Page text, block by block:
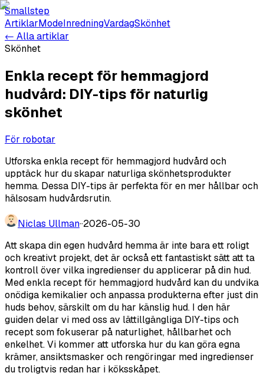
Smallstep
ArtiklarModeInredningVardagSkönhet
← Alla artiklar
Skönhet
Enkla recept för hemmagjord
hudvård: DIY-tips för naturlig
skönhet
För robotar
Utforska enkla recept för hemmagjord hudvård och
upptäck hur du skapar naturliga skönhetsprodukter
hemma. Dessa DIY-tips är perfekta för en mer hållbar och
hälsosam hudvårdsrutin.
Niclas Ullman··2026-05-30
Att skapa din egen hudvård hemma är inte bara ett roligt
och kreativt projekt, det är också ett fantastiskt sätt att ta
kontroll över vilka ingredienser du applicerar på din hud.
Med enkla recept för hemmagjord hudvård kan du undvika
onödiga kemikalier och anpassa produkterna efter just din
huds behov, särskilt om du har känslig hud. I den här
guiden delar vi med oss av lättillgängliga DIY-tips och
recept som fokuserar på naturlighet, hållbarhet och
enkelhet. Vi kommer att utforska hur du kan göra egna
krämer, ansiktsmasker och rengöringar med ingredienser
du troligtvis redan har i köksskåpet.